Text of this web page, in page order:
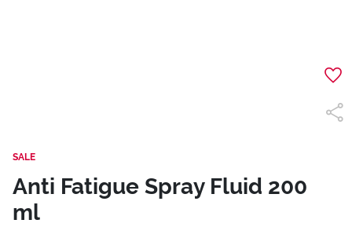
SALE
Anti Fatigue Spray Fluid 200
ml